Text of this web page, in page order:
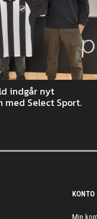
indgår nyt
med Select Sport.
KONTO
Min